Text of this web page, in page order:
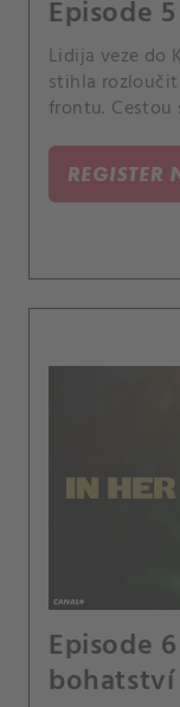
Episode
Lidija veze do
stihla
frontu. Cestou
poslední
REGISTER
Episode
bohatství